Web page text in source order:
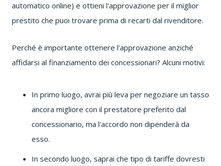
automatico online) e ottieni l'approvazione per il miglior
prestito che puoi trovare prima di recarti dal rivenditore.
Perché è importante ottenere l'approvazione anziché
affidarsi al finanziamento dei concessionari? Alcuni motivi:
In primo luogo, avrai più leva per negoziare un tasso
ancora migliore con il prestatore preferito dal
concessionario, ma l'accordo non dipenderà da
esso.
In secondo luogo, saprai che tipo di tariffe dovresti